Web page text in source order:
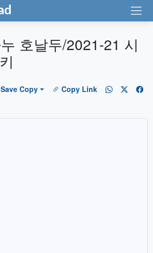
호날두/2021-21 시
Save Copy Copy Link